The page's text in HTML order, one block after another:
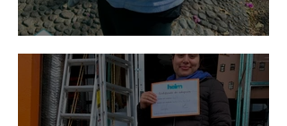
Bellota